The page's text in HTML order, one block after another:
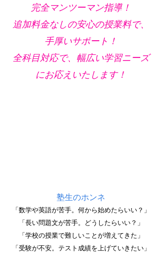
完全マンツーマン指導！
追加料金なしの安心の授業料で、
手厚いサポート！
全科目対応で、幅広い学習ニーズ
にお応えいたします！
塾生のホンネ
「数学や英語が苦手。何から始めたらいい？」
「長い問題文が苦手。どうしたらいい？」
「学校の授業で難しいことが増えてきた」
「受験が不安。テスト成績を上げていきたい」